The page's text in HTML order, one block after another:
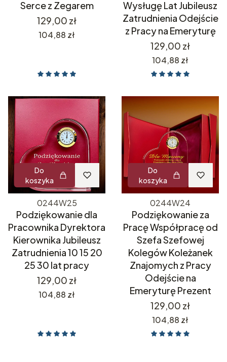
Serce z Zegarem
Cena
129,00 zł
Cena
104,88 zł
Wysługę Lat Jubileusz
Zatrudnienia Odejście
z Pracy na Emeryturę
Cena
129,00 zł
Cena
104,88 zł
Do
koszyka
0244W25
Podziękowanie dla
Pracownika Dyrektora
Kierownika Jubileusz
Zatrudnienia 10 15 20
25 30 lat pracy
Cena
129,00 zł
Cena
104,88 zł
Do
koszyka
0244W24
Podziękowanie za
Pracę Współpracę od
Szefa Szefowej
Kolegów Koleżanek
Znajomych z Pracy
Odejście na
Emeryturę Prezent
Cena
129,00 zł
Cena
104,88 zł